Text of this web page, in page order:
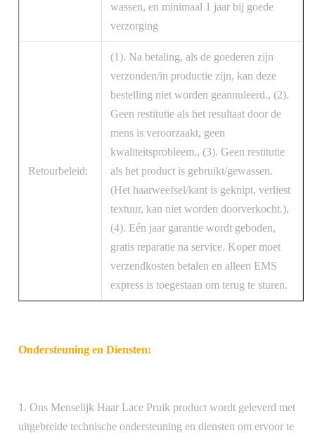
wassen, en minimaal 1 jaar bij goede
verzorging
Retourbeleid:
(1). Na betaling, als de goederen zijn
verzonden/in productie zijn, kan deze
bestelling niet worden geannuleerd., (2).
Geen restitutie als het resultaat door de
mens is veroorzaakt, geen
kwaliteitsprobleem., (3). Geen restitutie
als het product is gebruikt/gewassen.
(Het haarweefsel/kant is geknipt, verliest
textuur, kan niet worden doorverkocht.),
(4). Eén jaar garantie wordt geboden,
gratis reparatie na service. Koper moet
verzendkosten betalen en alleen EMS
express is toegestaan om terug te sturen.
Ondersteuning en Diensten:
1. Ons Menselijk Haar Lace Pruik product wordt geleverd met
uitgebreide technische ondersteuning en diensten om ervoor te